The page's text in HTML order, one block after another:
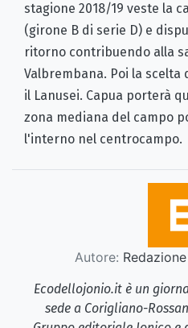
stagione 2018/19 veste la
(girone B di serie D) e
ritorno contribuendo alla
Valbrembana. Poi la
il Lanusei. Capua porterà
zona mediana del campo
l'interno nel centrocampo.
Autore:
Ecodellojonio.it è un
sede a Corigliano-